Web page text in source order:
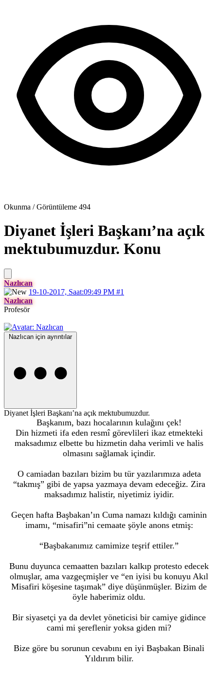
Okunma / Görüntüleme 494
Diyanet İşleri Başkanı’na açık
mektubumuzdur. Konu
Nazlıcan
19-10-2017, Saat:09:49 PM #1
Nazlıcan
Profesör
Nazlıcan için ayrıntılar
Diyanet İşleri Başkanı’na açık mektubumuzdur.
Başkanım, bazı hocalarının kulağını çek!
Din hizmeti ifa eden resmî görevlileri ikaz etmekteki
maksadımız elbette bu hizmetin daha verimli ve halis
olmasını sağlamak içindir.
O camiadan bazıları bizim bu tür yazılarımıza adeta
“takmış” gibi de yapsa yazmaya devam edeceğiz. Zira
maksadımız halistir, niyetimiz iyidir.
Geçen hafta Başbakan’ın Cuma namazı kıldığı caminin
imamı, “misafiri”ni cemaate şöyle anons etmiş:
“Başbakanımız camimize teşrif ettiler.”
Bunu duyunca cemaatten bazıları kalkıp protesto edecek
olmuşlar, ama vazgeçmişler ve “en iyisi bu konuyu Akıl
Misafiri köşesine taşımak” diye düşünmüşler. Bizim de
öyle haberimiz oldu.
Bir siyasetçi ya da devlet yöneticisi bir camiye gidince
cami mi şereflenir yoksa giden mi?
Bize göre bu sorunun cevabını en iyi Başbakan Binali
Yıldırım bilir.